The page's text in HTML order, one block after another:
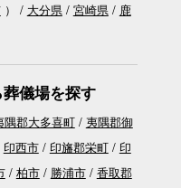
） 大分県 宮崎県
鹿
儀場を探す
隅郡大多喜町
夷隅郡御
印西市 印旛郡栄町
印
柏市 勝浦市
香取郡